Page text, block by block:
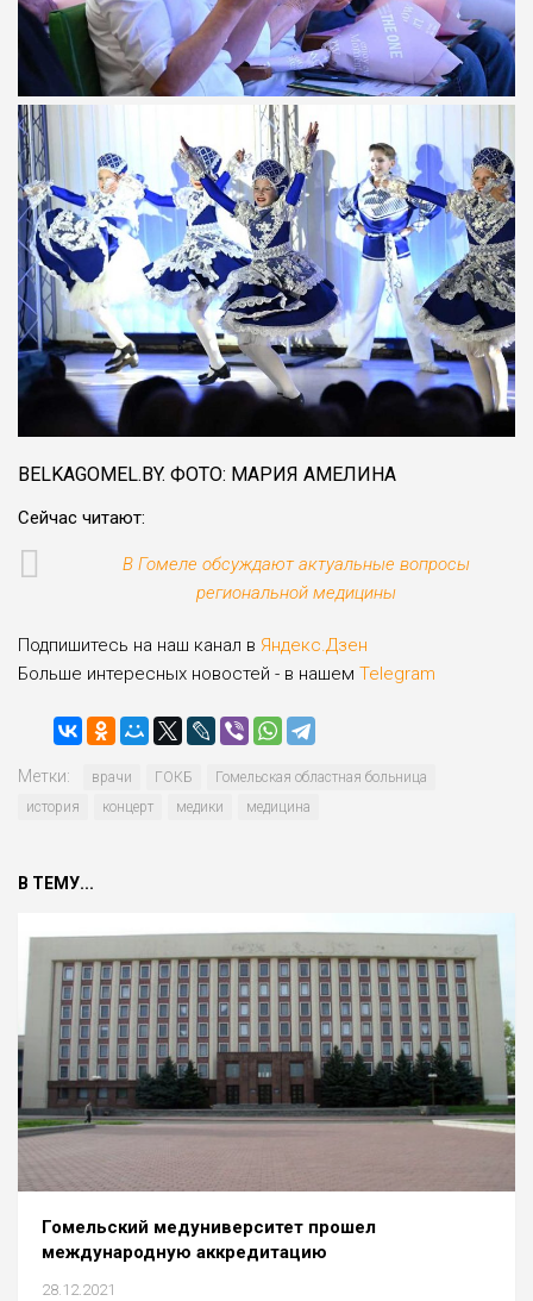
BELKAGOMEL.BY. ФОТО: МАРИЯ АМЕЛИНА
Сейчас читают:
В Гомеле обсуждают актуальные вопросы
региональной медицины
Подпишитесь на наш канал в Яндекс.Дзен
Больше интересных новостей - в нашем Telegram
Метки: врачи ГОКБ
Гомельская областная больница
история
концерт медики медицина
В ТЕМУ...
Гомельский медуниверситет прошел
международную аккредитацию
28.12.2021